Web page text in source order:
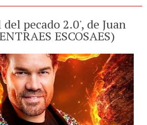
pecado 2.0', de Juan
ESCOSAES)